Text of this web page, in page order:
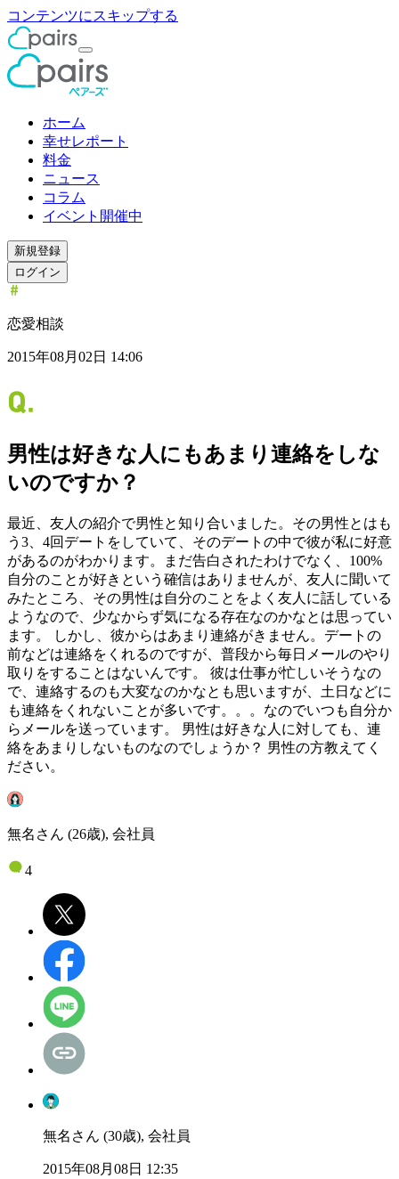
コンテンツにスキップする
ホーム
幸せレポート
料金
ニュース
コラム
イベント開催中
新規登録
ログイン
恋愛相談
2015年08月02日 14:06
男性は好きな人にもあまり連絡をしな
いのですか？
最近、友人の紹介で男性と知り合いました。その男性とはも
う3、4回デートをしていて、そのデートの中で彼が私に好意
があるのがわかります。まだ告白されたわけでなく、100%
自分のことが好きという確信はありませんが、友人に聞いて
みたところ、その男性は自分のことをよく友人に話している
ようなので、少なからず気になる存在なのかなとは思ってい
ます。 しかし、彼からはあまり連絡がきません。デートの
前などは連絡をくれるのですが、普段から毎日メールのやり
取りをすることはないんです。 彼は仕事が忙しいそうなの
で、連絡するのも大変なのかなとも思いますが、土日などに
も連絡をくれないことが多いです。。。なのでいつも自分か
らメールを送っています。 男性は好きな人に対しても、連
絡をあまりしないものなのでしょうか？ 男性の方教えてく
ださい。
無名さん (26歳), 会社員
4
無名さん (30歳), 会社員
2015年08月08日 12:35